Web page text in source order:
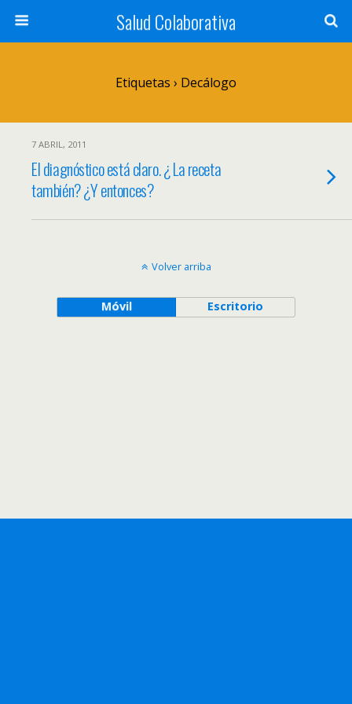
Salud Colaborativa
Etiquetas › Decálogo
7 ABRIL, 2011
El diagnóstico está claro. ¿ La receta
también? ¿Y entonces?
Volver arriba
Móvil Escritorio